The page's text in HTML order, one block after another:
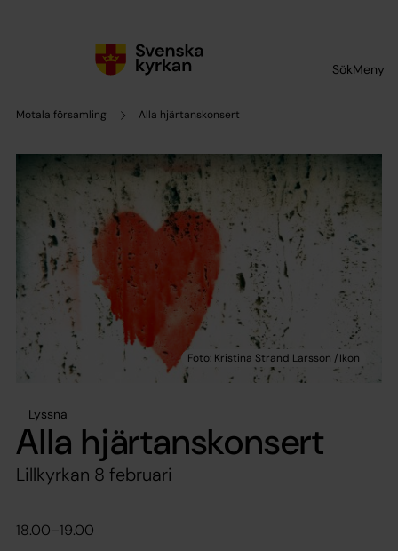
SökMeny
Motala församling Alla hjärtanskonsert
Lyssna
Alla hjärtanskonsert
Lillkyrkan 8 februari
18.00–19.00